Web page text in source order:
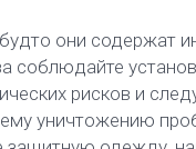
они содержат
соблюдайте
рисков и
уничтожению